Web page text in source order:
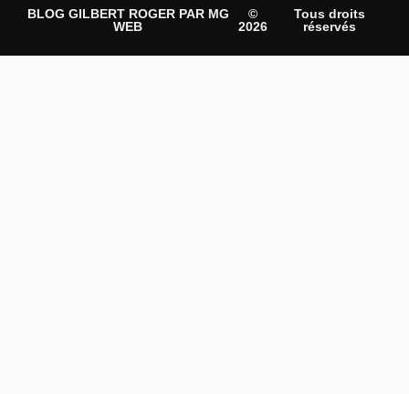
BLOG GILBERT ROGER PAR MG
WEB
©
2026
Tous droits
réservés